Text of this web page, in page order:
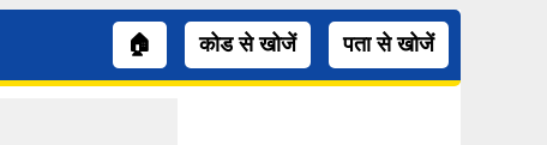
🏠 कोड से खोजें पता से खोजें